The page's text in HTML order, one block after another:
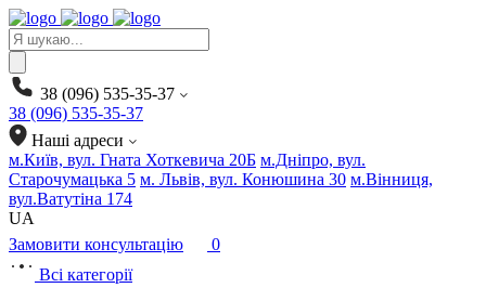
Products
search
38 (096) 535-35-37
38 (096) 535-35-37
Наші адреси
м.Київ, вул. Гната Хоткевича 20Б м.Дніпро, вул.
Старочумацька 5 м. Львів, вул. Конюшина 30 м.Вінниця,
вул.Ватутіна 174
UA
Замовити консультацію
0
Всі категорії